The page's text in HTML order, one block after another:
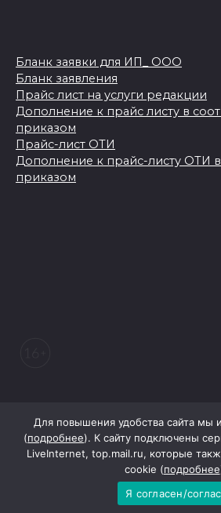
Бланк заявки для ИП_ ООО
Бланк заявления
Прайс лист на услуги редакции
Дополнение к прайс листу в
приказом
Прайс-лист ОТИ
Дополнение к прайс-листу ОТИ в
приказом
При поддержке Правительства
Для повышения удобства сайта мы
(подробнее). К сайту подключены
LiveInternet, top.mail.ru, которые
cookie (подробнее
Я согласен/